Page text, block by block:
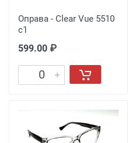
Оправа - Clear Vue 5510
c1
599.00 ₽